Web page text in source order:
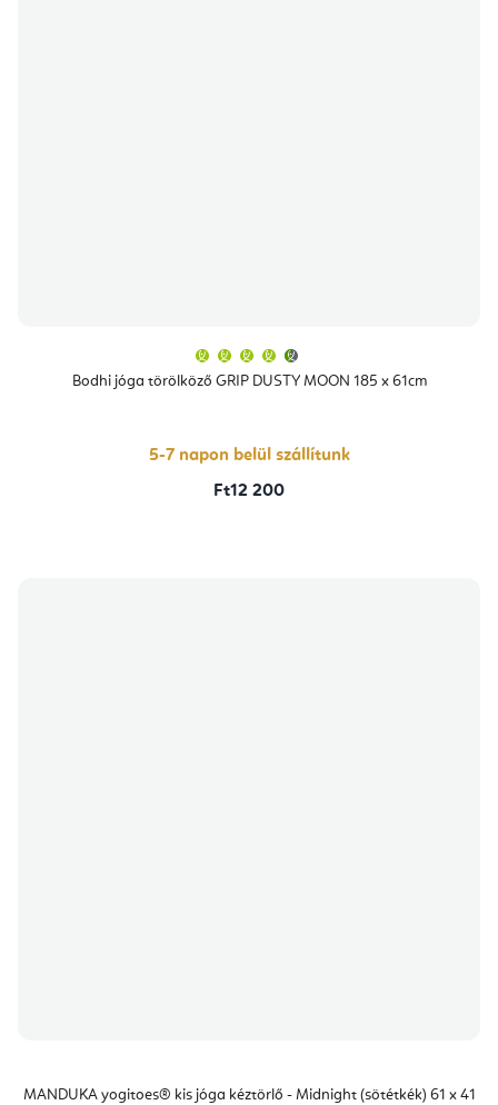
Bodhi jóga törölköző GRIP DUSTY MOON 185 x 61cm
átlagos
értékelése
csillag.
5-7 napon belül szállítunk
Ft12 200
MANDUKA yogitoes® kis jóga kéztörlő - Midnight (sötétkék) 61 x 41